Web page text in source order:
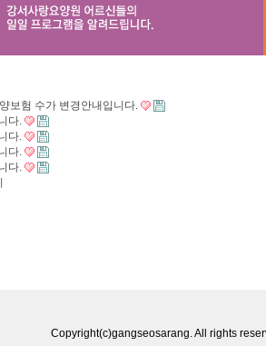
보험 수가 변경안내입니다.
다.
다.
다.
다.
Copyright(c)gangseosarang. All rights